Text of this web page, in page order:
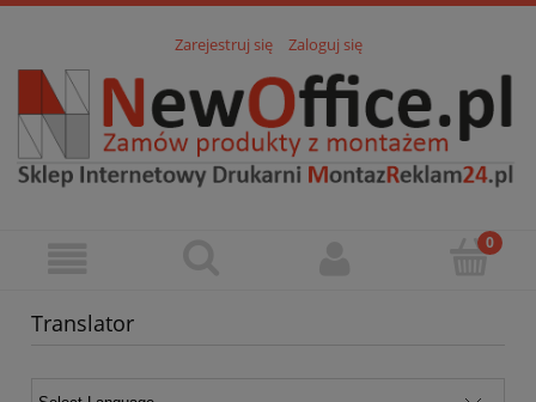
Zarejestruj się Zaloguj się
Translator